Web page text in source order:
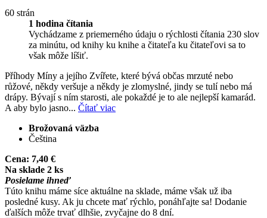
60 strán
1 hodina čítania
Vychádzame z priemerného údaju o rýchlosti čítania 230 slov
za minútu, od knihy ku knihe a čitateľa ku čitateľovi sa to
však môže líšiť.
Příhody Míny a jejího Zvířete, které bývá občas mrzuté nebo
růžové, někdy veršuje a někdy je zlomyslné, jindy se tulí nebo má
drápy. Bývají s ním starosti, ale pokaždé je to ale nejlepší kamarád.
A aby bylo jasno... Čítať viac
Brožovaná väzba
Čeština
Cena: 7,40 €
Na sklade 2 ks
Posielame ihneď
Túto knihu máme síce aktuálne na sklade, máme však už iba
posledné kusy. Ak ju chcete mať rýchlo, ponáhľajte sa! Dodanie
ďalších môže trvať dlhšie, zvyčajne do 8 dní.